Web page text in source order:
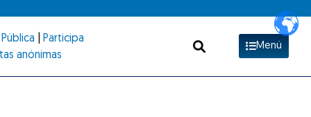
Participa
anónimas
Menú